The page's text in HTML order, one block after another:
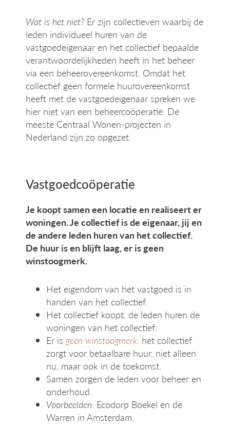
Wat is het niet? Er zijn collectieven waarbij de
leden individueel huren van de
vastgoedeigenaar en het collectief bepaalde
verantwoordelijkheden heeft in het beheer
via een beheerovereenkomst. Omdat het
collectief geen formele huurovereenkomst
heeft met de vastgoedeigenaar spreken we
hier niet van een beheercoöperatie. De
meeste Centraal Wonen-projecten in
Nederland zijn zo opgezet.
Vastgoedcoöperatie
Je koopt samen een locatie en realiseert er
woningen. Je collectief is de eigenaar, jij en
de andere leden huren van het collectief.
De huur is en blijft laag, er is geen
winstoogmerk.
Het eigendom van het vastgoed is in
handen van het collectief.
Het collectief koopt, de leden huren de
woningen van het collectief.
Er is geen winstoogmerk: het collectief
zorgt voor betaalbare huur, niet alleen
nu, maar ook in de toekomst.
Samen zorgen de leden voor beheer en
onderhoud.
Voorbeelden: Ecodorp Boekel en de
Warren in Amsterdam.